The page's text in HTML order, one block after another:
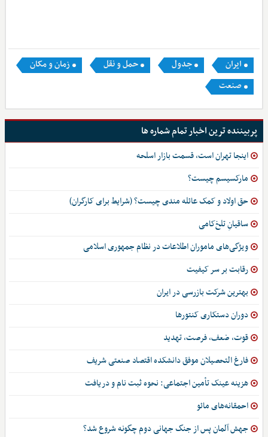
ایران جدول حمل و نقل
زمان و مکان
صنعت
پربیننده ترین اخبار تمام شماره ها
اینجا تهران است، قسمت بازار اسلحه
مارکسیسم چیست؟
حق اولاد و کمک عائله مندی چیست؟ (شرایط برای کارگران)
ساقیانِ تلخ‌کامی
ویژگی‌های ماموران اطلاعات در نظام جمهوری اسلامی
رقابت بر سر کیفیت
بهترین شرکت بازرسی در ایران
دوران دستکاری کنتورها
قوت، ضعف، فرصت، تهدید
فارغ التحصیلان موفق دانشکده اقتصاد صنعتی شریف
هزینه عینک تأمین اجتماعی: نحوه ثبت نام و دریافت
احمقانه‌های مائو
جهش آلمان پس از جنگ جهانی دوم چگونه شروع شد؟